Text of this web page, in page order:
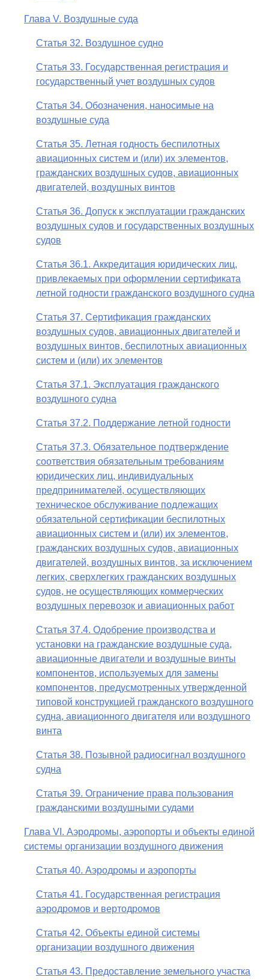
Глава V. Воздушные суда
Статья 32. Воздушное судно
Статья 33. Государственная регистрация и
государственный учет воздушных судов
Статья 34. Обозначения, наносимые на
воздушные суда
Статья 35. Летная годность беспилотных
авиационных систем и (или) их элементов,
гражданских воздушных судов, авиационных
двигателей, воздушных винтов
Статья 36. Допуск к эксплуатации гражданских
воздушных судов и государственных воздушных
судов
Статья 36.1. Аккредитация юридических лиц,
привлекаемых при оформлении сертификата
летной годности гражданского воздушного судна
Статья 37. Сертификация гражданских
воздушных судов, авиационных двигателей и
воздушных винтов, беспилотных авиационных
систем и (или) их элементов
Статья 37.1. Эксплуатация гражданского
воздушного судна
Статья 37.2. Поддержание летной годности
Статья 37.3. Обязательное подтверждение
соответствия обязательным требованиям
юридических лиц, индивидуальных
предпринимателей, осуществляющих
техническое обслуживание подлежащих
обязательной сертификации беспилотных
авиационных систем и (или) их элементов,
гражданских воздушных судов, авиационных
двигателей, воздушных винтов, за исключением
легких, сверхлегких гражданских воздушных
судов, не осуществляющих коммерческих
воздушных перевозок и авиационных работ
Статья 37.4. Одобрение производства и
установки на гражданские воздушные суда,
авиационные двигатели и воздушные винты
компонентов, используемых для замены
компонентов, предусмотренных утвержденной
типовой конструкцией гражданского воздушного
судна, авиационного двигателя или воздушного
винта
Статья 38. Позывной радиосигнал воздушного
судна
Статья 39. Ограничение права пользования
гражданскими воздушными судами
Глава VI. Аэродромы, аэропорты и объекты единой
системы организации воздушного движения
Статья 40. Аэродромы и аэропорты
Статья 41. Государственная регистрация
аэродромов и вертодромов
Статья 42. Объекты единой системы
организации воздушного движения
Статья 43. Предоставление земельного участка